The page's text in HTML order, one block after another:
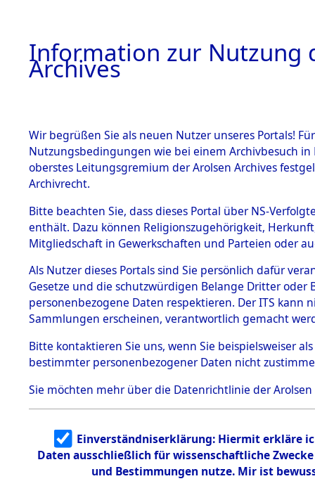
BESTÄNDE
1.
mente
5. Verschiedenes
5.3
Todesmärsche
5.3.1 Alliierte
Erhebungen
zu
Todesmärsch
en
5.3.2
Identifizierun
g
5.3.3
Todesmärsch
Dead -
Branch -
0012
Information zur Nutzung
Archives
Wir begrüßen Sie als neuen Nutzer unseres Portals!
Nutzungsbedingungen wie bei einem Archivbesuch
oberstes Leitungsgremium der Arolsen Archives
Archivrecht.
Bitte beachten Sie, dass dieses Portal über NS-
enthält. Dazu können Religionszugehörigkeit,
Mitgliedschaft in Gewerkschaften und Parteien oder
Als Nutzer dieses Portals sind Sie persönlich dafür
Gesetze und die schutzwürdigen Belange Dritter
personenbezogene Daten respektieren. Der ITS
Sammlungen erscheinen, verantwortlich gemacht
Bitte kontaktieren Sie uns, wenn Sie beispielsweiser
bestimmter personenbezogener Daten nicht
Sie möchten mehr über die Datenrichtlinie der Arolsen
Einverständniserklärung: Hiermit erkläre
Daten ausschließlich für wissenschaftliche
und Bestimmungen nutze. Mir ist